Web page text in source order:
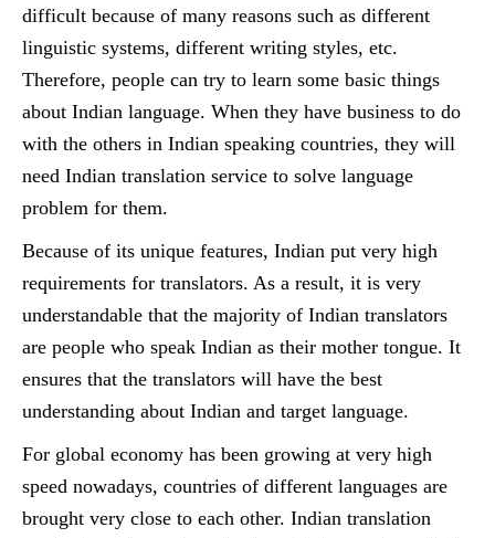
difficult because of many reasons such as different
linguistic systems, different writing styles, etc.
Therefore, people can try to learn some basic things
about Indian language. When they have business to do
with the others in Indian speaking countries, they will
need Indian translation service to solve language
problem for them.
Because of its unique features, Indian put very high
requirements for translators. As a result, it is very
understandable that the majority of Indian translators
are people who speak Indian as their mother tongue. It
ensures that the translators will have the best
understanding about Indian and target language.
For global economy has been growing at very high
speed nowadays, countries of different languages are
brought very close to each other. Indian translation